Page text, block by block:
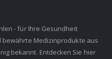
- für Ihre Gesundheit
Medizinprodukte aus
bekannt. Entdecken Sie hier